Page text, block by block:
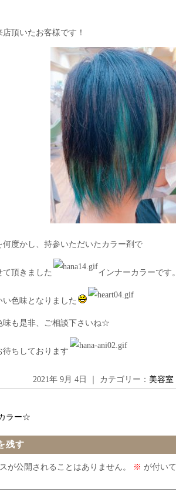
頂いたお客様です！
何度かし、持参いただいたカラー剤で
て頂きました インナーカラーです。
い色味となりました
味も是非、ご相談下さいね☆
待ちしております
2021年 9月 4日 ｜ カテゴリー： 美容室
ラー☆
残す
が公開されることはありません。 ※ が付い